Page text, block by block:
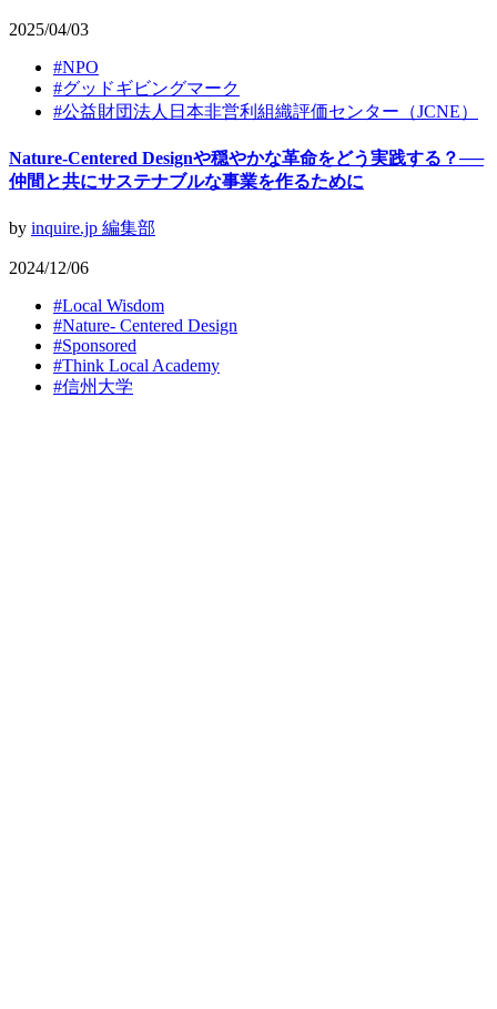
2025/04/03
#NPO
#グッドギビングマーク
#公益財団法人日本非営利組織評価センター（JCNE）
Nature-Centered Designや穏やかな革命をどう実践する？──
仲間と共にサステナブルな事業を作るために
by inquire.jp 編集部
2024/12/06
#Local Wisdom
#Nature- Centered Design
#Sponsored
#Think Local Academy
#信州大学